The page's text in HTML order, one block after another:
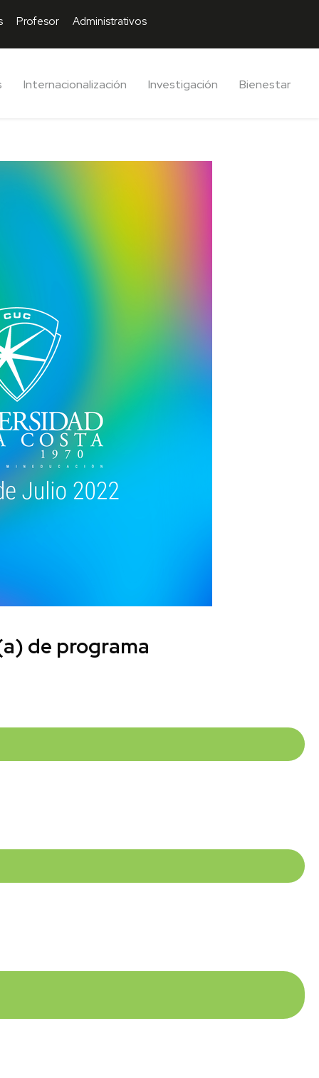
Profesor Administrativos
Internacionalización Investigación Bienestar
de programa